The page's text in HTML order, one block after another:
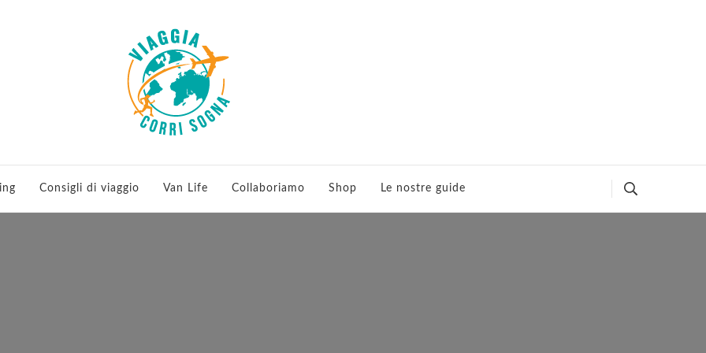
e running
Consigli di viaggio Van Life Collaboriamo Shop Le nostre guide